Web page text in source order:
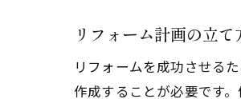
リフォーム計画の立
リフォームを成功させる
作成することが必要です